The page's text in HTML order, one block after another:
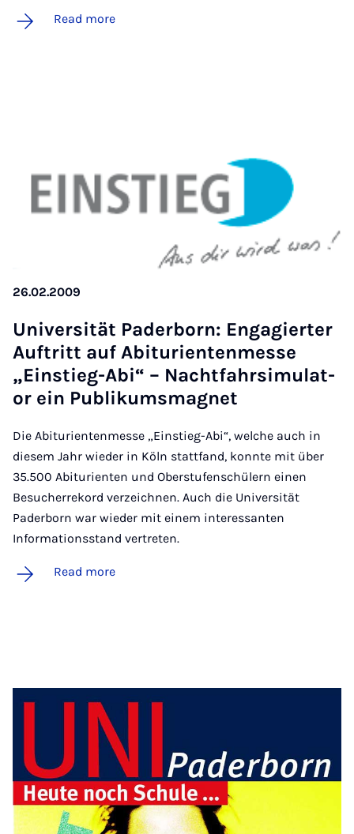
Read more
26.02.2009
Uni­versität Pader­born: En­ga­giert­er
Auftritt auf Abit­uri­en­t­en­messe
„Ein­stieg-Abi“ – Nacht­fahr­sim­u­lat­
or ein Pub­likums­mag­net
Die Abiturientenmesse „Einstieg-Abi“, welche auch in
diesem Jahr wieder in Köln stattfand, konnte mit über
35.500 Abiturienten und Oberstufenschülern einen
Besucherrekord verzeichnen. Auch die Universität
Paderborn war wieder mit einem interessanten
Informationsstand vertreten.
Read more